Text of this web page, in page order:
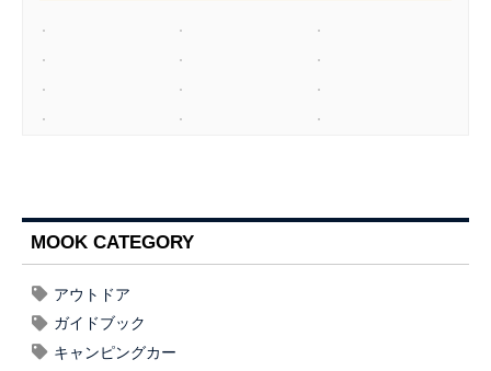
MOOK CATEGORY
アウトドア
ガイドブック
キャンピングカー